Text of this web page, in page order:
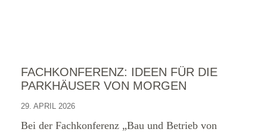
FACHKONFERENZ: IDEEN FÜR DIE
PARKHÄUSER VON MORGEN
29. APRIL 2026
Bei der Fachkonferenz „Bau und Betrieb von